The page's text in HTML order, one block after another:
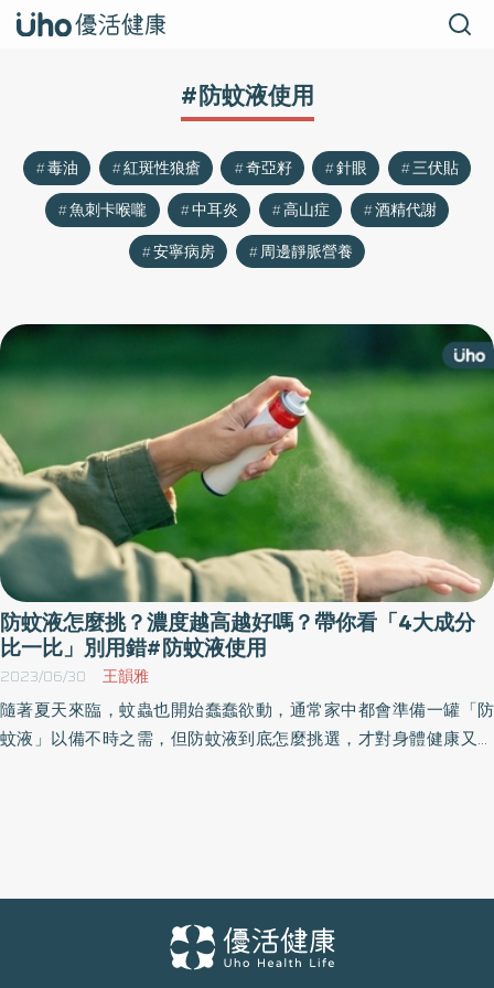
#防蚊液使用
毒油 紅斑性狼瘡 奇亞籽 針眼
三伏貼
魚刺卡喉嚨
中耳炎 高山症
酒精代謝
安寧病房
周邊靜脈營養
防蚊液怎麼挑？濃度越高越好嗎？帶你看「4大成分
比一比」別用錯#防蚊液使用
2023/06/30 王韻雅
隨著夏天來臨，蚊蟲也開始蠢蠢欲動，通常家中都會準備一罐「防
蚊液」以備不時之需，但防蚊液到底怎麼挑選，才對身體健康又能